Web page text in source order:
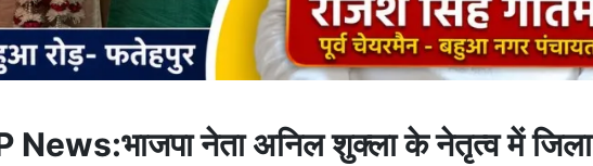
नेता अनिल शुक्ला के नेतृत्व में जिला